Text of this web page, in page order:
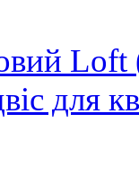
Loft (
для